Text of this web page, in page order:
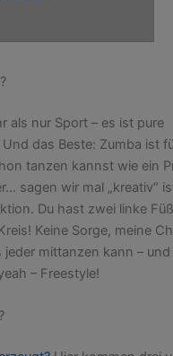
als nur Sport – es ist pure
das Beste: Zumba ist
tanzen kannst wie ein
sagen wir mal „kreativ“
Du hast zwei linke
Keine Sorge, meine
jeder mittanzen kann –
– Freestyle!